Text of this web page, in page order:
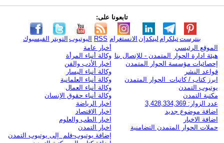
تابعونا على:
الفيسبوك التويتر اليوتيوب RSS الانستغرام لينكدإن تيلكرامبنترست
الموقع الرئيسي
هيئة ادارة الحوار المتمدن - للإتصال بنا
إحصائيات مؤسسة الحوار المتمدن
قواعد النشر
ابرز كتاب / كاتبات الحوار المتمدن
يوتيوب التمدن
مكتبة التمدن
عدد الزوار: 3,428,334,369
اضافة موضوع جديد
اضافة الاخبار
حملات الحوار المتمدن التضامنية
أخبار عامة
وكالة أنباء المرأة
اخبار الأدب والفن
وكالة أنباء اليسار
وكالة أنباء العلمانية
وكالة أنباء العمال
وكالة أنباء حقوق الإنسان
اخبار الرياضة
اخبار الاقتصاد
اخبار الطب والعلوم
اخبار التمدن
إضافة يوتيوب-فلم إلى يوتيوب التمدن